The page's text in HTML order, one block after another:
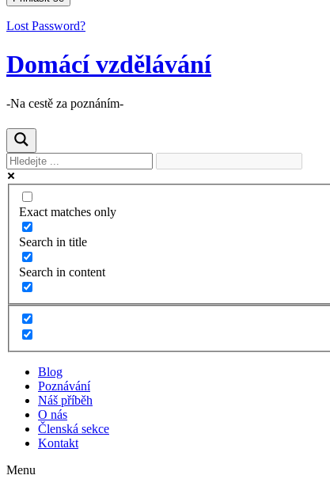
Lost Password?
Domácí vzdělávání
-Na cestě za poznáním-
Exact matches only
Search in title
Search in content
Blog
Poznávání
Náš příběh
O nás
Členská sekce
Kontakt
Menu